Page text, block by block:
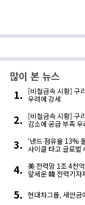
많이 본 뉴스
[비철금속 시황] 구
우려에 강세
[비철금속 시황] 구
감소에 공급 부족 우
‘낸드 점유율 13%
사이클 타고 글로벌
美 전력망 1조 4천
앞세운 韓 전력기자
현대차그룹, 새만금